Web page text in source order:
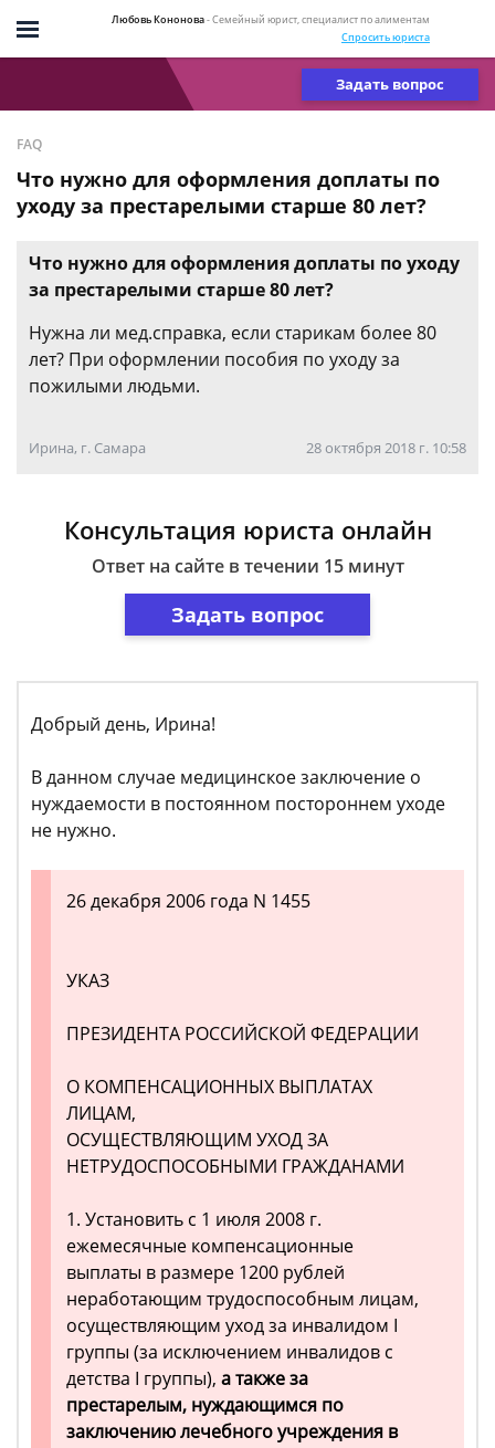
Любовь Кононова- Семейный юрист, специалист по алиментам
Спросить юриста
Задать вопрос
FAQ
Что нужно для оформления доплаты по
уходу за престарелыми старше 80 лет?
Что нужно для оформления доплаты по уходу
за престарелыми старше 80 лет?
Нужна ли мед.справка, если старикам более 80
лет? При оформлении пособия по уходу за
пожилыми людьми.
Ирина, г. Самара 28 октября 2018 г. 10:58
Консультация юриста онлайн
Ответ на сайте в течении 15 минут
Задать вопрос
Добрый день, Ирина!
В данном случае медицинское заключение о
нуждаемости в постоянном постороннем уходе
не нужно.
26 декабря 2006 года N 1455
УКАЗ
ПРЕЗИДЕНТА РОССИЙСКОЙ ФЕДЕРАЦИИ
О КОМПЕНСАЦИОННЫХ ВЫПЛАТАХ
ЛИЦАМ,
ОСУЩЕСТВЛЯЮЩИМ УХОД ЗА
НЕТРУДОСПОСОБНЫМИ ГРАЖДАНАМИ
1. Установить с 1 июля 2008 г.
ежемесячные компенсационные
выплаты в размере 1200 рублей
неработающим трудоспособным лицам,
осуществляющим уход за инвалидом I
группы (за исключением инвалидов с
детства I группы), а также за
престарелым, нуждающимся по
заключению лечебного учреждения в